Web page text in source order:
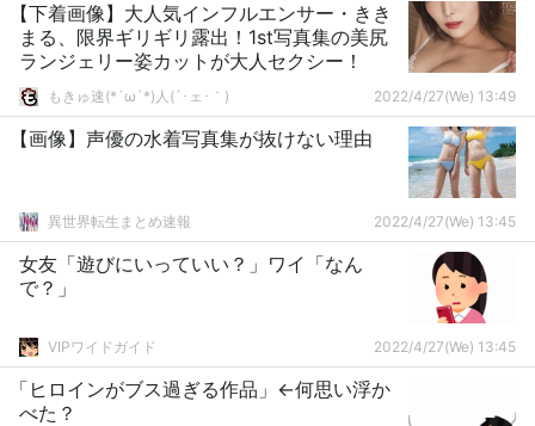
【下着画像】大人気インフルエンサー・きき
まる、限界ギリギリ露出！1st写真集の美尻
ランジェリー姿カットが大人セクシー！
もきゅ速(*´ω`*)人(´･ェ･｀) 2022/4/27(We) 13:49
【画像】声優の水着写真集が抜けない理由
異世界転生まとめ速報 2022/4/27(We) 13:45
女友「遊びにいっていい？」ワイ「なん
で？」
VIPワイドガイド 2022/4/27(We) 13:45
「ヒロインがブス過ぎる作品」←何思い浮か
べた？